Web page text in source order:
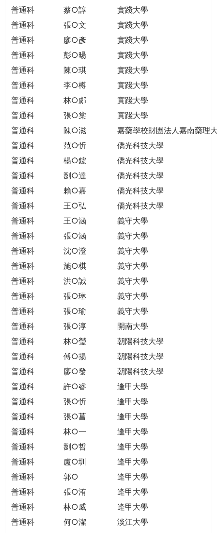
普通科
蔡○諄
實踐大學
普通科
張○文
實踐大學
普通科
廖○彥
實踐大學
普通科
彭○暘
實踐大學
普通科
陳○琪
實踐大學
普通科
李○樽
實踐大學
普通科
林○郕
實踐大學
普通科
張○棠
實踐大學
普通科
陳○滋
嘉藥學校財團法人嘉南藥理
普通科
范○忻
僑光科技大學
普通科
楊○鋐
僑光科技大學
普通科
劉○達
僑光科技大學
普通科
賴○嘉
僑光科技大學
普通科
王○弘
僑光科技大學
普通科
王○涵
義守大學
普通科
張○涵
義守大學
普通科
沈○澄
義守大學
普通科
施○棋
義守大學
普通科
洪○誠
義守大學
普通科
張○琳
義守大學
普通科
張○瑜
義守大學
普通科
張○淳
開南大學
普通科
林○瑩
朝陽科技大學
普通科
傅○揚
朝陽科技大學
普通科
廖○發
朝陽科技大學
普通科
許○睿
逢甲大學
普通科
張○忻
逢甲大學
普通科
張○菖
逢甲大學
普通科
林○一
逢甲大學
普通科
劉○哲
逢甲大學
普通科
盧○圳
逢甲大學
普通科
郭○
逢甲大學
普通科
張○洧
逢甲大學
普通科
林○威
逢甲大學
普通科
何○潔
淡江大學